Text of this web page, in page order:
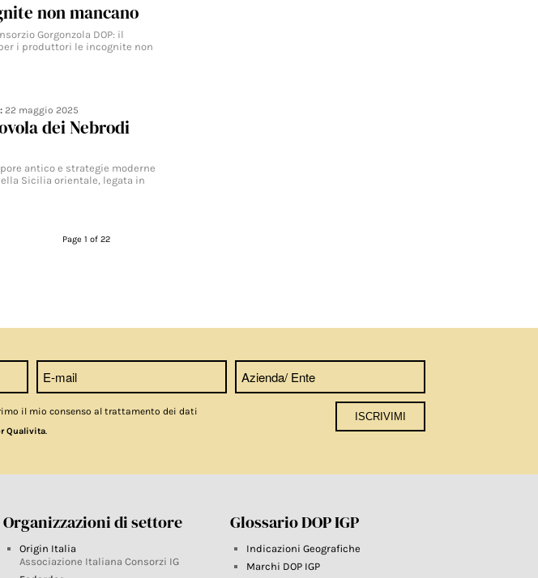
non mancano
Gorgonzola DOP: il
i produttori le incognite non
22 maggio 2025
dei Nebrodi
antico e strategie moderne
Sicilia orientale, legata in
Page 1 of 22
il mio consenso al trattamento dei dati
Qualivita.
Organizzazioni di settore
Origin Italia
Associazione Italiana Consorzi IG
Glossario DOP IGP
Indicazioni Geografiche
Marchi DOP IGP